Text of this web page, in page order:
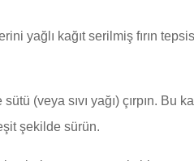
yağlı kağıt serilmiş fırın
(veya sıvı yağı) çırpın. Bu
şekilde sürün.